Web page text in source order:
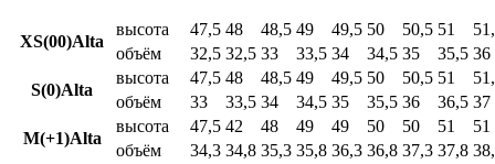
XS(00)Alta
высота 47,5 48 48,5 49 49,5 50 50,5 51
объём
32,5 32,5 33 33,5 34 34,5 35 35,5 36
S(0)Alta
высота 47,5 48 48,5 49 49,5 50 50,5 51
объём
33 33,5 34 34,5 35 35,5 36 36,5 37
M(+1)Alta
высота 47,5 42 48 49 49 50 50 51
51
объём
34,3 34,8 35,3 35,8 36,3 36,8 37,3 37,8